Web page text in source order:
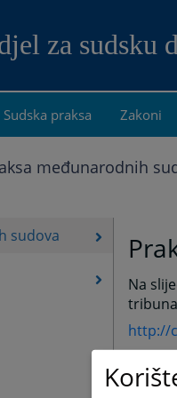
za sudsku
Sudska praksa Zakoni
međunarodnih
sudova
Na
http://
http://